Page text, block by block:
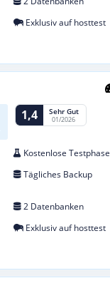
Exklusiv auf hosttest
1,4 Sehr Gut
01/2026
Kostenlose Testphase
Tägliches Backup
2 Datenbanken
Exklusiv auf hosttest